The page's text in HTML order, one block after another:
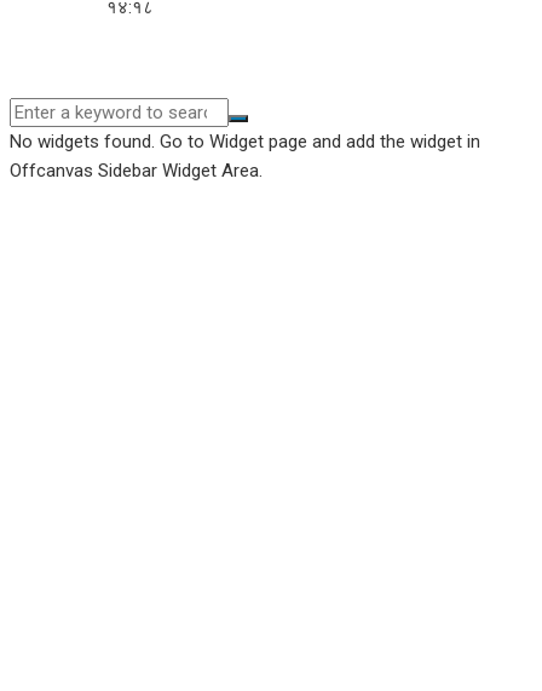
१४:१८
No widgets found. Go to Widget page and add the widget in
Offcanvas Sidebar Widget Area.